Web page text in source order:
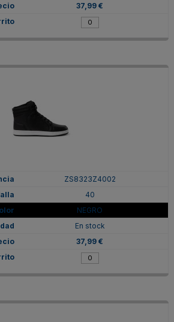
37,99 €
ZS8323Z4002
40
NEGRO
En stock
37,99 €